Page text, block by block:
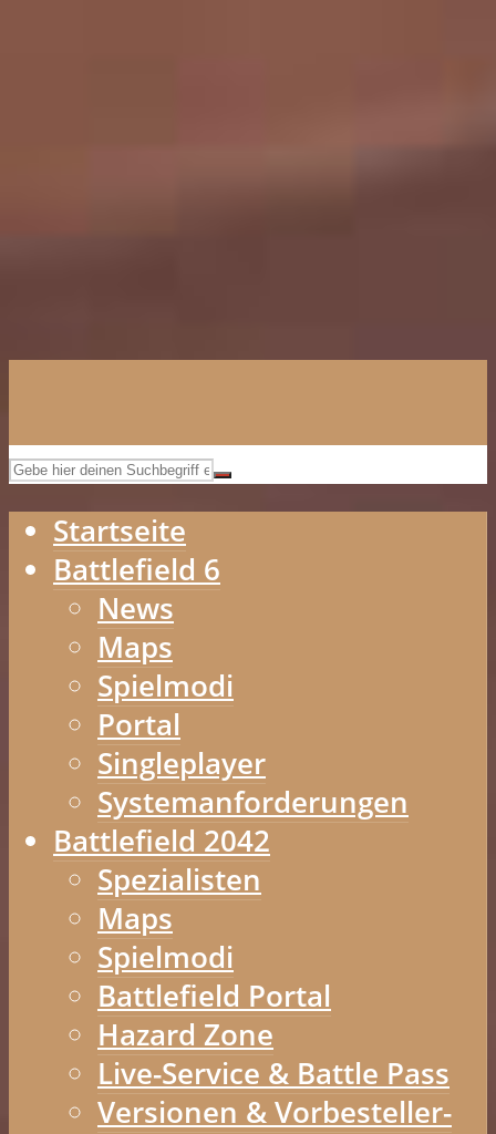
Startseite
Battlefield 6
News
Maps
Spielmodi
Portal
Singleplayer
Systemanforderungen
Battlefield 2042
Spezialisten
Maps
Spielmodi
Battlefield Portal
Hazard Zone
Live-Service & Battle Pass
Versionen & Vorbesteller-